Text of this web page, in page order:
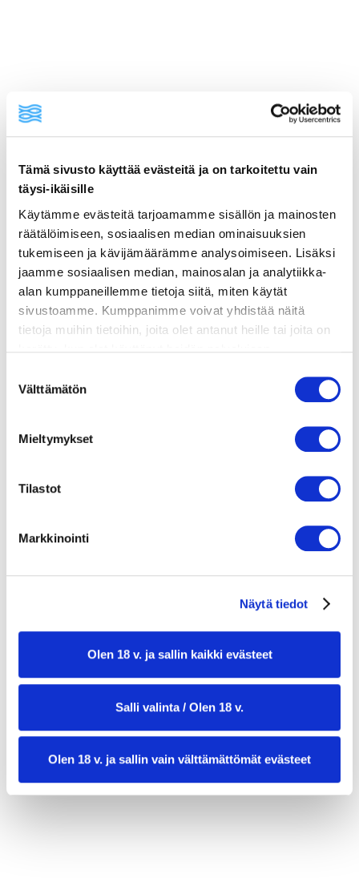
Tämä sivusto käyttää evästeitä ja on tarkoitettu vain
täysi-ikäisille
Käytämme evästeitä tarjoamamme sisällön ja mainosten
räätälöimiseen, sosiaalisen median ominaisuuksien
tukemiseen ja kävijämäärämme analysoimiseen. Lisäksi
jaamme sosiaalisen median, mainosalan ja analytiikka-
alan kumppaneillemme tietoja siitä, miten käytät
sivustoamme. Kumppanimme voivat yhdistää näitä
tietoja muihin tietoihin, joita olet antanut heille tai joita on
tai vanhempi. Vahvista ikäsi käyttääksesi sivustoa.
valinta
Välttämätön
Mieltymykset
Tilastot
Markkinointi
Näytä tiedot
Olen 18 v. ja sallin kaikki evästeet
Salli valinta / Olen 18 v.
Olen 18 v. ja sallin vain välttämättömät evästeet
ainekset
valmistusohje
lisätietoja
300 g spagettia
1 kg simpukoita esim. vongole- tai/ja sinisimpukoita
5 valkosipulinkynttä
20 g voita
1 tl sokeria
3 dl valkoviiniä
mustapippurirouhetta
valmistusaika:50 min